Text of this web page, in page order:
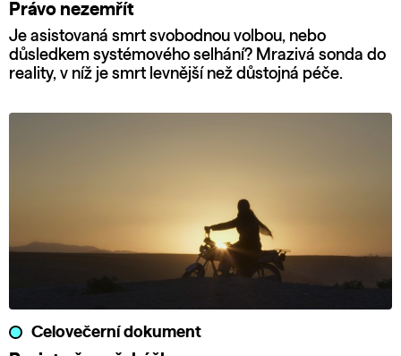
Právo nezemřít
Je asistovaná smrt svobodnou volbou, nebo
důsledkem systémového selhání? Mrazivá sonda do
reality, v níž je smrt levnější než důstojná péče.
Celovečerní dokument